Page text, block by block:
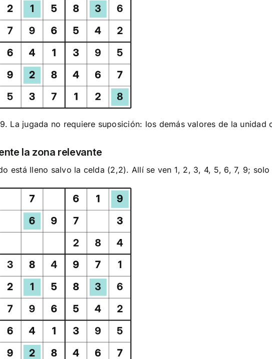
La jugada no requiere suposición: los demás valores de la unidad
la zona relevante
está lleno salvo la celda (2,2). Allí se ven 1, 2, 3, 4, 5, 6, 7, 9;